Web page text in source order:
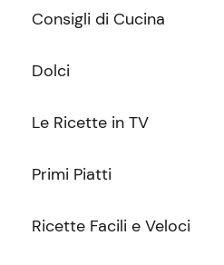
Consigli di Cucina
Dolci
Le Ricette in TV
Primi Piatti
Ricette Facili e Veloci